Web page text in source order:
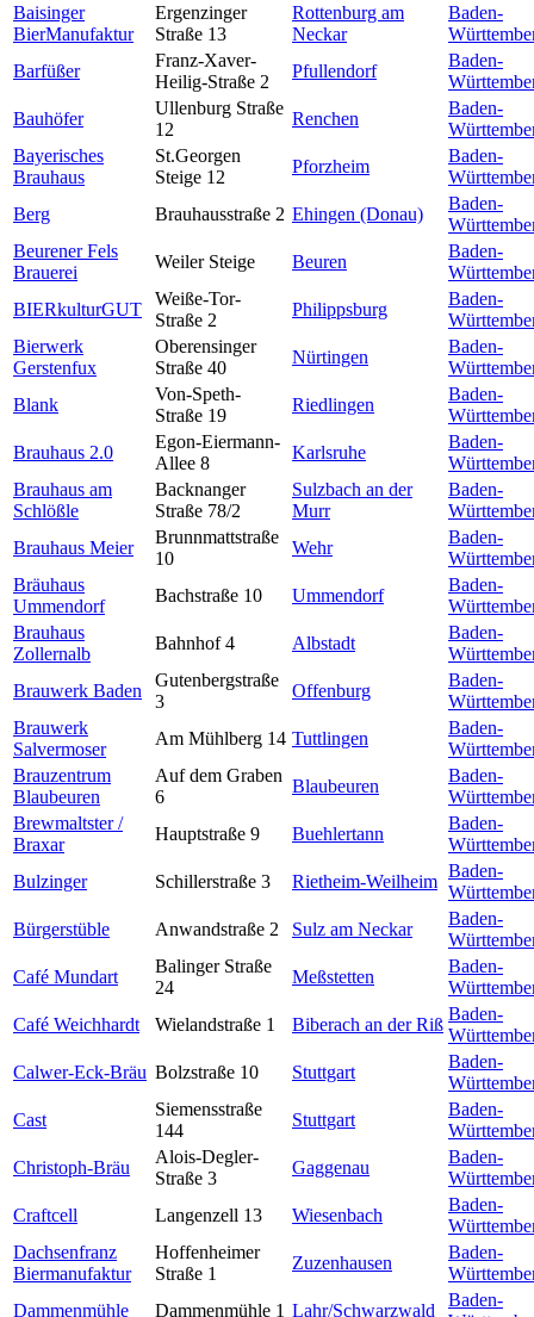
Baisinger
BierManufaktur
Ergenzinger
Straße 13
Rottenburg am
Neckar
Baden-
Barfüßer
Franz-Xaver-
Heilig-Straße 2
Pfullendorf
Baden-
Bauhöfer
Ullenburg Straße
12
Renchen
Baden-
Bayerisches
Brauhaus
St.Georgen
Steige 12
Pforzheim
Baden-
Berg
Brauhausstraße 2 Ehingen (Donau)
Baden-
Beurener Fels
Brauerei
Weiler Steige Beuren
Baden-
BIERkulturGUT
Weiße-Tor-
Straße 2
Philippsburg
Baden-
Bierwerk
Gerstenfux
Oberensinger
Straße 40
Nürtingen
Baden-
Blank
Von-Speth-
Straße 19
Riedlingen
Baden-
Brauhaus 2.0
Egon-Eiermann-
Allee 8
Karlsruhe
Baden-
Brauhaus am
Schlößle
Backnanger
Straße 78/2
Sulzbach an der
Murr
Baden-
Brauhaus Meier
Brunnmattstraße
10
Wehr
Baden-
Bräuhaus
Ummendorf
Bachstraße 10 Ummendorf
Baden-
Brauhaus
Zollernalb
Bahnhof 4 Albstadt
Baden-
Brauwerk Baden
Gutenbergstraße
3
Offenburg
Baden-
Brauwerk
Salvermoser
Am Mühlberg 14 Tuttlingen
Baden-
Brauzentrum
Blaubeuren
Auf dem Graben
6
Blaubeuren
Baden-
Brewmaltster /
Braxar
Hauptstraße 9 Buehlertann
Baden-
Bulzinger
Schillerstraße 3 Rietheim-Weilheim
Baden-
Bürgerstüble
Anwandstraße 2 Sulz am Neckar
Baden-
Café Mundart
Balinger Straße
24
Meßstetten
Baden-
Café Weichhardt
Wielandstraße 1 Biberach an der Riß
Baden-
Calwer-Eck-Bräu Bolzstraße 10 Stuttgart
Baden-
Cast
Siemensstraße
144
Stuttgart
Baden-
Christoph-Bräu
Alois-Degler-
Straße 3
Gaggenau
Baden-
Craftcell
Langenzell 13 Wiesenbach
Baden-
Dachsenfranz
Biermanufaktur
Hoffenheimer
Straße 1
Zuzenhausen
Baden-
Dammenmühle
Dammenmühle 1 Lahr/Schwarzwald
Baden-